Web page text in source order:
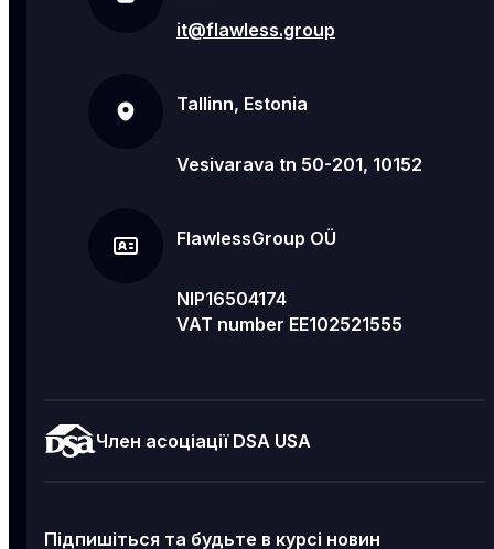
it@flawless.group
Tallinn, Estonia
Vesivarava tn 50-201, 10152
FlawlessGroup OÜ
NIP16504174
VAT number EE102521555
Член асоціації DSA USA
Підпишіться та будьте в курсі новин